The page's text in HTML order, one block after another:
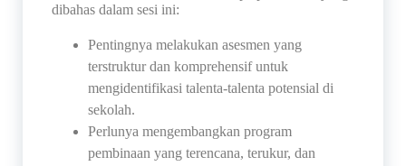
dibahas dalam sesi ini:
Pentingnya melakukan asesmen yang
terstruktur dan komprehensif untuk
mengidentifikasi talenta-talenta potensial di
sekolah.
Perlunya mengembangkan program
pembinaan yang terencana, terukur, dan